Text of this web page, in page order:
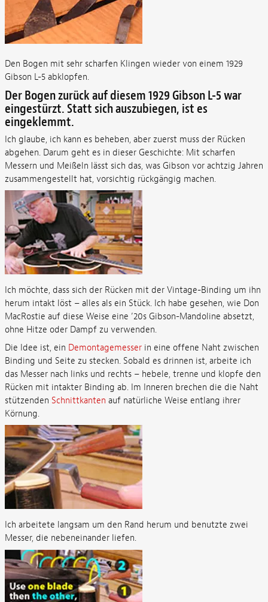
Den Bogen mit sehr scharfen Klingen wieder von einem 1929
Gibson L-5 abklopfen.
Der Bogen zurück auf diesem 1929 Gibson L-5 war
eingestürzt. Statt sich auszubiegen, ist es
eingeklemmt.
Ich glaube, ich kann es beheben, aber zuerst muss der Rücken
abgehen. Darum geht es in dieser Geschichte: Mit scharfen
Messern und Meißeln lässt sich das, was Gibson vor achtzig Jahren
zusammengestellt hat, vorsichtig rückgängig machen.
Ich möchte, dass sich der Rücken mit der Vintage-Binding um ihn
herum intakt löst – alles als ein Stück. Ich habe gesehen, wie Don
MacRostie auf diese Weise eine ’20s Gibson-Mandoline absetzt,
ohne Hitze oder Dampf zu verwenden.
Die Idee ist, ein Demontagemesserin eine offene Naht zwischen
Binding und Seite zu stecken. Sobald es drinnen ist, arbeite ich
das Messer nach links und rechts – hebele, trenne und klopfe den
Rücken mit intakter Binding ab. Im Inneren brechen die die Naht
stützenden Schnittkanten auf natürliche Weise entlang ihrer
Körnung.
Ich arbeitete langsam um den Rand herum und benutzte zwei
Messer, die nebeneinander liefen.